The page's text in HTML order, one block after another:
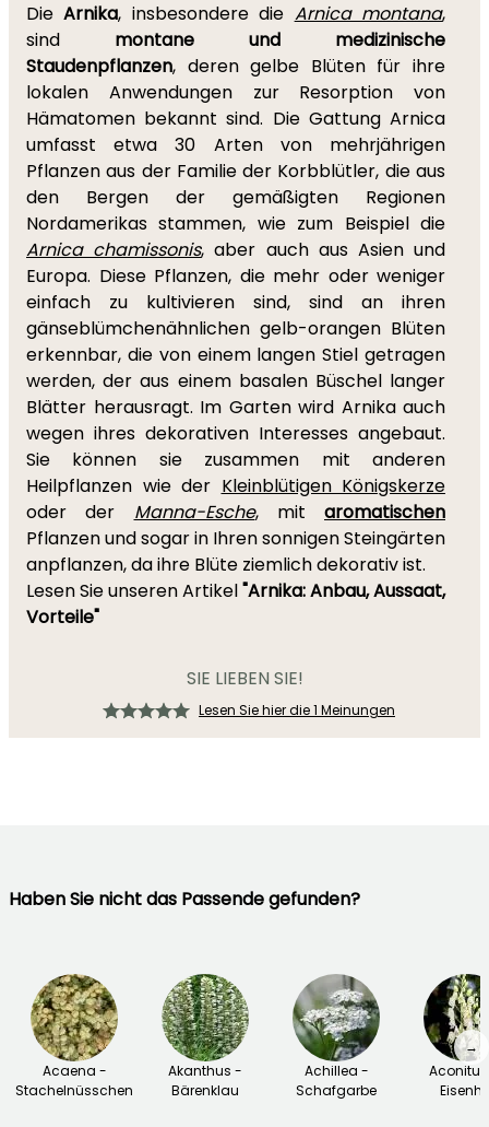
DieArnika, insbesondere die Arnica montana,
sind montane und medizinische
Staudenpflanzen, deren gelbe Blüten für ihre
lokalen Anwendungen zur Resorption von
Hämatomen bekannt sind. Die Gattung Arnica
umfasst etwa 30 Arten von mehrjährigen
Pflanzen aus der Familie der Korbblütler, die aus
den Bergen der gemäßigten Regionen
Nordamerikas stammen, wie zum Beispiel die
Arnica chamissonis, aber auch aus Asien und
Europa. Diese Pflanzen, die mehr oder weniger
einfach zu kultivieren sind, sind an ihren
gänseblümchenähnlichen gelb-orangen Blüten
erkennbar, die von einem langen Stiel getragen
werden, der aus einem basalen Büschel langer
Blätter herausragt. Im Garten wird Arnika auch
wegen ihres dekorativen Interesses angebaut.
Sie können sie zusammen mit anderen
Heilpflanzen wie der Kleinblütigen Königskerze
oder der Manna-Esche, mit aromatischen
Pflanzen und sogar in Ihren sonnigen Steingärten
anpflanzen, da ihre Blüte ziemlich dekorativ ist.
Lesen Sie unseren Artikel"Arnika: Anbau, Aussaat,
Vorteile"
SIE LIEBEN SIE!
Lesen Sie hier die 1 Meinungen
Haben Sie nicht das Passende gefunden?
Acaena -
Stachelnüsschen
Akanthus -
Bärenklau
Achillea -
Schafgarbe
→